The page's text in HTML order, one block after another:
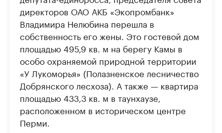
директоров ОАО АКБ «Экопромбанк»
Владимира Нелюбина перешла в
собственность его жены. Это гостевой дом
площадью 495,9 кв. м на берегу Камы в
особо охраняемой природной территории
«У Лукоморья» (Полазненское лесничество
Добрянского лесхоза). А также — квартира
площадью 433,3 кв. м в таунхаузе,
расположенном в историческом центре
Перми.